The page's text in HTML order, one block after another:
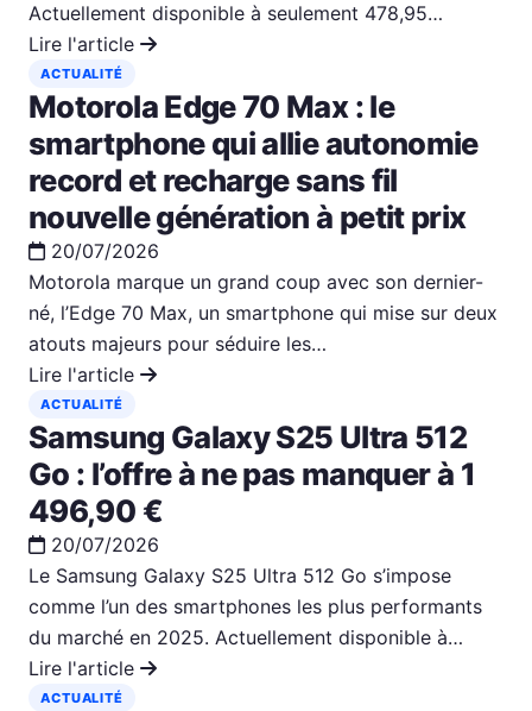
Actuellement disponible à seulement 478,95…
Lire l'article
ACTUALITÉ
Motorola Edge 70 Max : le
smartphone qui allie autonomie
record et recharge sans fil
nouvelle génération à petit prix
20/07/2026
Motorola marque un grand coup avec son dernier-
né, l’Edge 70 Max, un smartphone qui mise sur deux
atouts majeurs pour séduire les…
Lire l'article
ACTUALITÉ
Samsung Galaxy S25 Ultra 512
Go : l’offre à ne pas manquer à 1
496,90 €
20/07/2026
Le Samsung Galaxy S25 Ultra 512 Go s’impose
comme l’un des smartphones les plus performants
du marché en 2025. Actuellement disponible à…
Lire l'article
ACTUALITÉ